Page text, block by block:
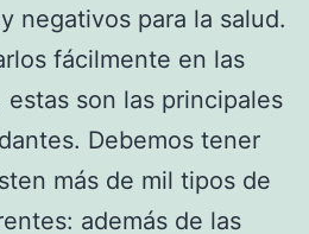
negativos para la salud.
fácilmente en las
son las principales
Debemos tener
más de mil tipos de
además de las